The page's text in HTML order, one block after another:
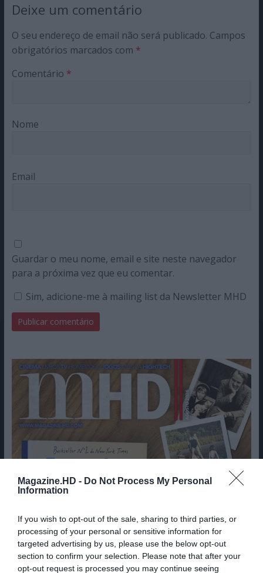
Magazine.HD - Do Not Process My Personal
Information
If you wish to opt-out of the sale, sharing to third parties, or
processing of your personal or sensitive information for
targeted advertising by us, please use the below opt-out
section to confirm your selection. Please note that after your
opt-out request is processed you may continue seeing
Deixe um comentário
O seu endereço de email não será publicado. Campos
obrigatórios marcados com *
Comentário *
Nome
Email
Guardar o meu nome, email e site neste navegador
para a próxima vez que eu comentar.
Sim, adicione-me à mailing list da Newsletter MHD